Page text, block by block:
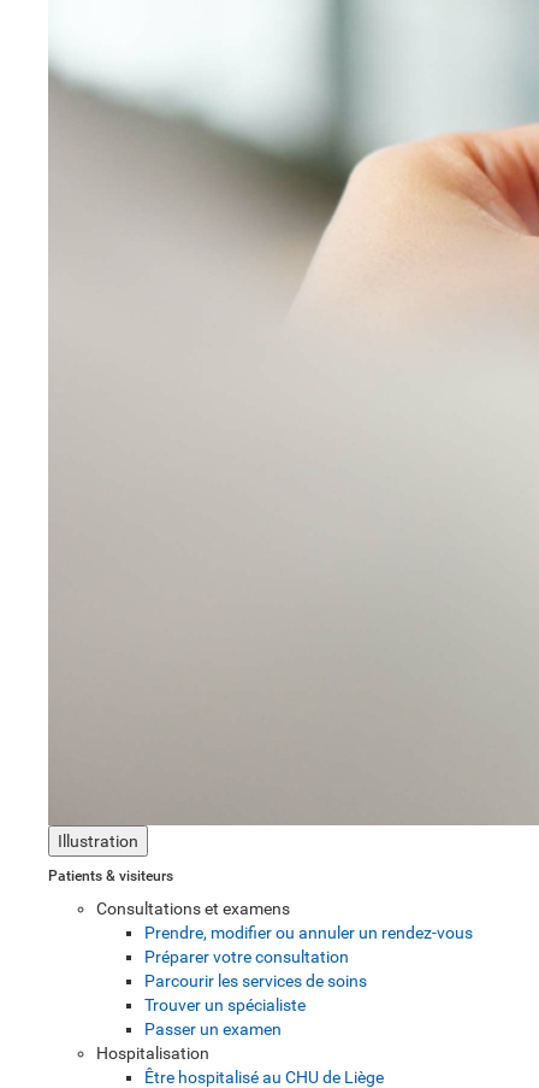
Illustration
Patients & visiteurs
Consultations et examens
Prendre, modifier ou annuler un rendez-vous
Préparer votre consultation
Parcourir les services de soins
Trouver un spécialiste
Passer un examen
Hospitalisation
Être hospitalisé au CHU de Liège